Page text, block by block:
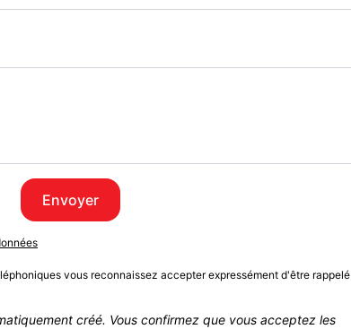
Envoyer
vous reconnaissez accepter expressément d'être rappelé
créé. Vous confirmez que vous acceptez les